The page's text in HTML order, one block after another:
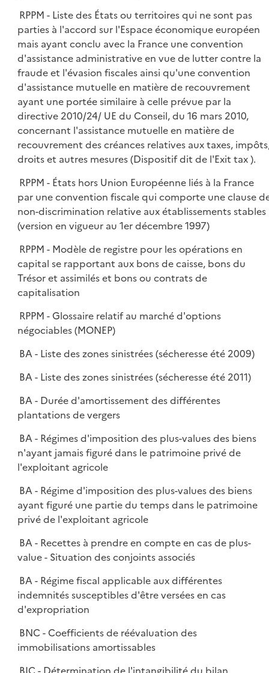
RPPM - Liste des États ou territoires qui ne sont pas
parties à l'accord sur l'Espace économique européen
mais ayant conclu avec la France une convention
d'assistance administrative en vue de lutter contre la
fraude et l'évasion fiscales ainsi qu'une convention
d'assistance mutuelle en matière de recouvrement
ayant une portée similaire à celle prévue par la
directive 2010/24/ UE du Conseil, du 16 mars 2010,
concernant l'assistance mutuelle en matière de
recouvrement des créances relatives aux taxes,
droits et autres mesures (Dispositif dit de l'Exit tax ).
RPPM - États hors Union Européenne liés à la France
par une convention fiscale qui comporte une clause
non-discrimination relative aux établissements stables
(version en vigueur au 1er décembre 1997)
RPPM - Modèle de registre pour les opérations en
capital se rapportant aux bons de caisse, bons du
Trésor et assimilés et bons ou contrats de
capitalisation
RPPM - Glossaire relatif au marché d'options
négociables (MONEP)
BA - Liste des zones sinistrées (sécheresse été 2009)
BA - Liste des zones sinistrées (sécheresse été 2011)
BA - Durée d'amortissement des différentes
plantations de vergers
BA - Régimes d'imposition des plus-values des biens
n'ayant jamais figuré dans le patrimoine privé de
l'exploitant agricole
BA - Régime d'imposition des plus-values des biens
ayant figuré une partie du temps dans le patrimoine
privé de l'exploitant agricole
BA - Recettes à prendre en compte en cas de plus-
value - Situation des conjoints associés
BA - Régime fiscal applicable aux différentes
indemnités susceptibles d'être versées en cas
d'expropriation
BNC - Coefficients de réévaluation des
immobilisations amortissables